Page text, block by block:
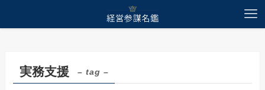
実務支援 – tag –